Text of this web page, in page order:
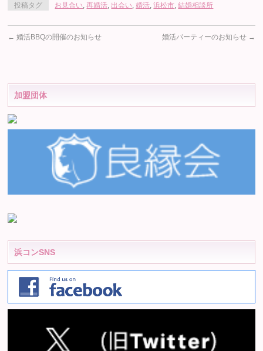
投稿タグ お見合い,再婚活,出会い,婚活,浜松市,結婚相談所
← 婚活BBQの開催のお知らせ 婚活パーティーのお知らせ →
加盟団体
浜コンSNS